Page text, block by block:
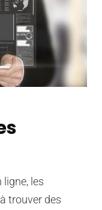
ligne, les
trouver des